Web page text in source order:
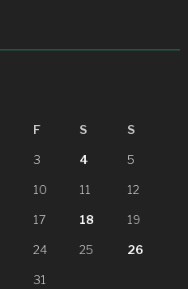
F S S
3 4 5
10 11 12
17 18 19
24 25 26
31